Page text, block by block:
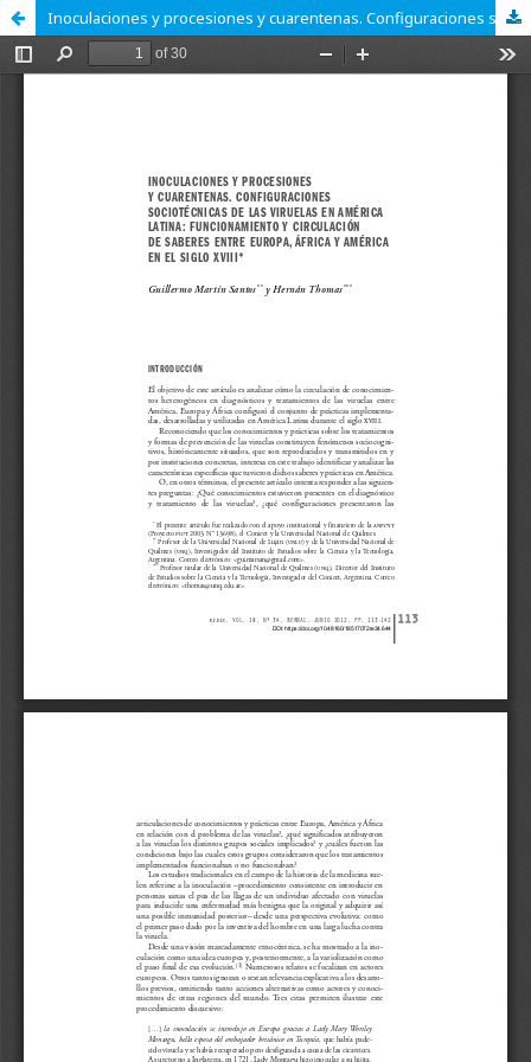
Inoculaciones y procesiones y cuarentenas. Configuraciones sociotécnicas de las viruelas en América Latina: funcionamiento y circulación de saberes entre europa, áfrica y américa en el siglo XVIII